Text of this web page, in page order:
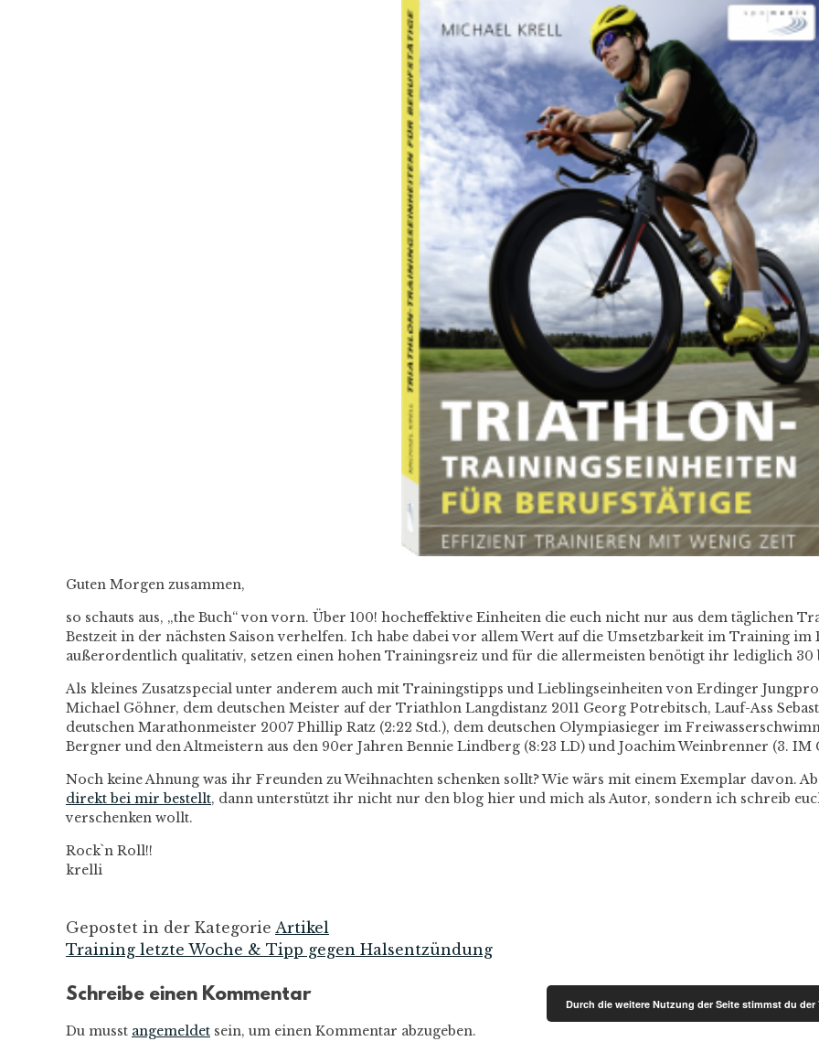
Guten Morgen zusammen,
so schauts aus, „the Buch“ von vorn. Über 100! hocheffektive Einheiten die euch nicht nur aus dem täglichen
Bestzeit in der nächsten Saison verhelfen. Ich habe dabei vor allem Wert auf die Umsetzbarkeit im Training
außerordentlich qualitativ, setzen einen hohen Trainingsreiz und für die allermeisten benötigt ihr lediglich 30
Als kleines Zusatzspecial unter anderem auch mit Trainingstipps und Lieblingseinheiten von Erdinger
Michael Göhner, dem deutschen Meister auf der Triathlon Langdistanz 2011 Georg Potrebitsch, Lauf-Ass
deutschen Marathonmeister 2007 Phillip Ratz (2:22 Std.), dem deutschen Olympiasieger im
Bergner und den Altmeistern aus den 90er Jahren Bennie Lindberg (8:23 LD) und Joachim Weinbrenner (3. IM
Noch keine Ahnung was ihr Freunden zu Weihnachten schenken sollt? Wie wärs mit einem Exemplar davon.
direktbei mir bestellt, dann unterstützt ihr nicht nur den blog hier und mich als Autor, sondern ich schreib
verschenken wollt.
Rock`n Roll!!
krelli
Gepostet in der Kategorie Artikel
Navigation
Training letzte Woche & Tipp gegen Halsentzündung
Schreibe einen Kommentar
Du musst angemeldet sein, um einen Kommentar abzugeben.
Durch die weitere Nutzung der Seite stimmst du